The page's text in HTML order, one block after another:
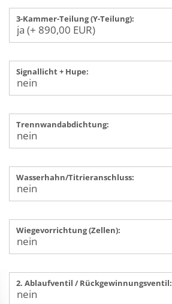
3-Kammer-Teilung (Y-Teilung):
Signallicht + Hupe:
Trennwandabdichtung:
Wasserhahn/Titrieranschluss:
Wiegevorrichtung (Zellen):
2. Ablaufventil / Rückgewinnungsventil: